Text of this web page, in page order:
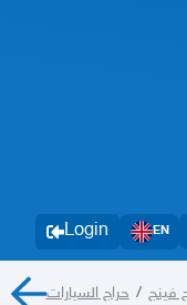
Login EN
فينج / حراج السيارات